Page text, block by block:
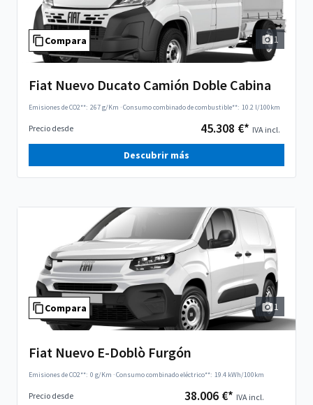
Compara 1
Fiat Nuevo Ducato Camión Doble Cabina
Emisiones de CO2**: 267 g/Km ·Consumo combinado de combustible**: 10.2 l/100km
Precio desde 45.308 €* IVA incl.
Descubrir más
Compara 1
Fiat Nuevo E-Doblò Furgón
Emisiones de CO2**: 0 g/Km ·Consumo combinado eléctrico**: 19.4 kWh/100km
Precio desde 38.006 €* IVA incl.